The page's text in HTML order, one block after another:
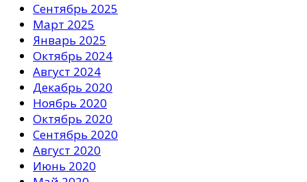
Сентябрь 2025
Март 2025
Январь 2025
Октябрь 2024
Август 2024
Декабрь 2020
Ноябрь 2020
Октябрь 2020
Сентябрь 2020
Август 2020
Июнь 2020